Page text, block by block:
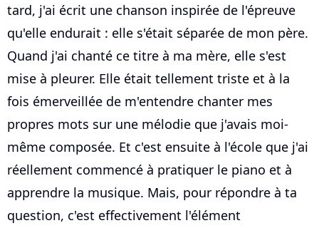
tard, j'ai écrit une chanson inspirée de l'épreuve
qu'elle endurait : elle s'était séparée de mon père.
Quand j'ai chanté ce titre à ma mère, elle s'est
mise à pleurer. Elle était tellement triste et à la
fois émerveillée de m'entendre chanter mes
propres mots sur une mélodie que j'avais moi-
même composée. Et c'est ensuite à l'école que j'ai
réellement commencé à pratiquer le piano et à
apprendre la musique. Mais, pour répondre à ta
question, c'est effectivement l'élément